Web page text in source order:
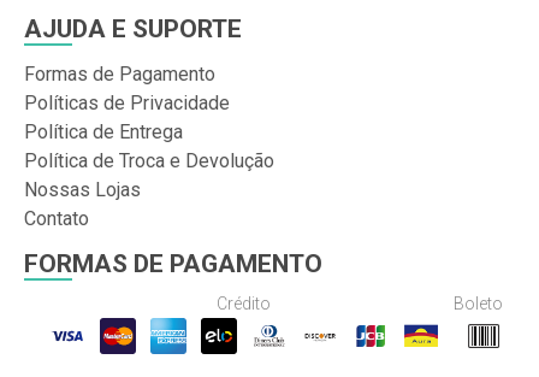
AJUDA E SUPORTE
Formas de Pagamento
Políticas de Privacidade
Política de Entrega
Política de Troca e Devolução
Nossas Lojas
Contato
FORMAS DE PAGAMENTO
Crédito Boleto